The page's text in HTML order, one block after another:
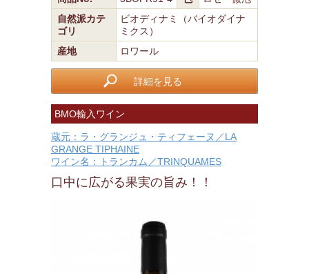
自然派カテ
ゴリ
ビオディナミ（バイオダイナ
ミクス）
産地
ロワール
詳細を見る
BMO輸入ワイン
蔵元：ラ・グランジュ・ティフェーヌ／LA
GRANGE TIPHAINE
ワイン名：トランカム／TRINQUAMES
口中に広がる果実の旨み！！